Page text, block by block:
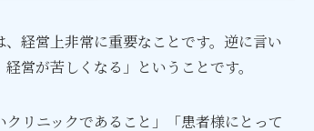
経営上非常に重要なことです。逆に言い
営が苦しくなる」ということです。
リニックであること」「患者様にとって